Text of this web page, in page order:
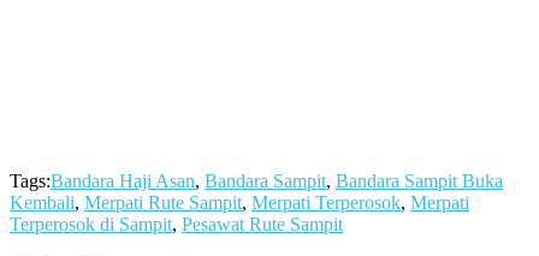
Tags:Bandara Haji Asan, Bandara Sampit, Bandara Sampit Buka
Kembali, Merpati Rute Sampit, Merpati Terperosok, Merpati
Terperosok di Sampit, Pesawat Rute Sampit